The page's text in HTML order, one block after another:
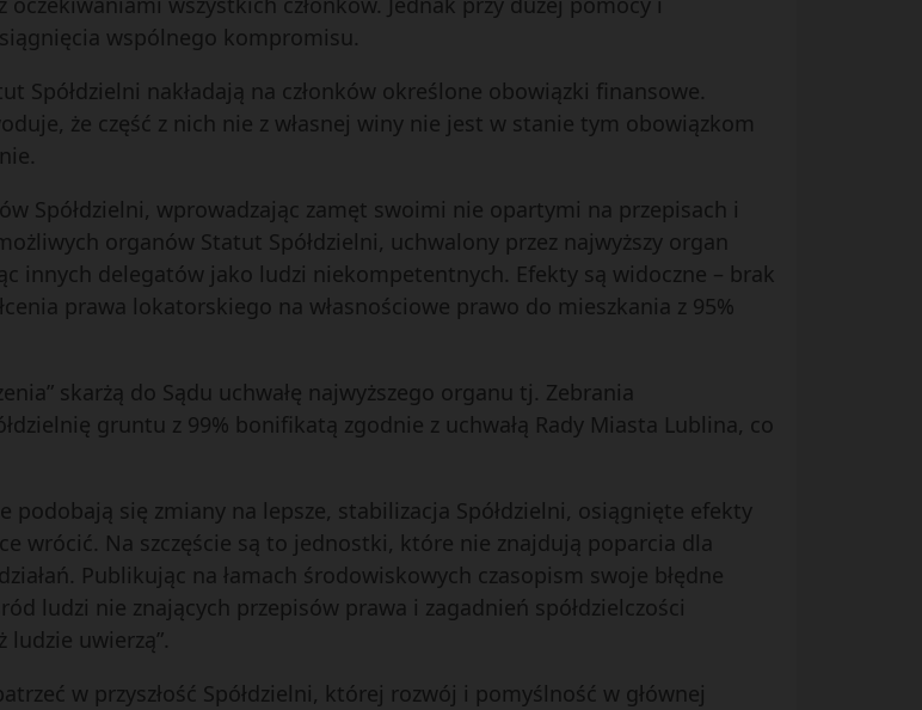
wspólnego kompromisu.
Spółdzielni nakładają na członków określone obowiązki finansowe.
że część z nich nie z własnej winy nie jest w stanie tym obowiązkom
Spółdzielni, wprowadzając zamęt swoimi nie opartymi na przepisach i
organów Statut Spółdzielni, uchwalony przez najwyższy organ
innych delegatów jako ludzi niekompetentnych. Efekty są widoczne – brak
prawa lokatorskiego na własnościowe prawo do mieszkania z 95%
skarżą do Sądu uchwałę najwyższego organu tj. Zebrania
gruntu z 99% bonifikatą zgodnie z uchwałą Rady Miasta Lublina, co
podobają się zmiany na lepsze, stabilizacja Spółdzielni, osiągnięte efekty
wrócić. Na szczęście są to jednostki, które nie znajdują poparcia dla
Publikując na łamach środowiskowych czasopism swoje błędne
ludzi nie znających przepisów prawa i zagadnień spółdzielczości
ludzie uwierzą”.
w przyszłość Spółdzielni, której rozwój i pomyślność w głównej